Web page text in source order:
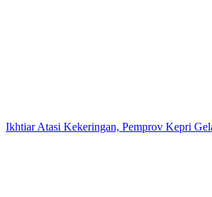
Ikhtiar Atasi Kekeringan, Pemprov Kepri